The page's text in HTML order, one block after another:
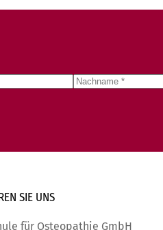
SIE UNS
für Osteopathie GmbH